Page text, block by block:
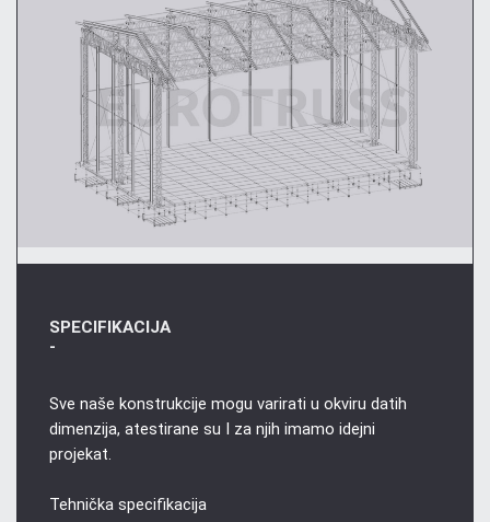
SPECIFIKACIJA
-
Sve naše konstrukcije mogu varirati u okviru datih
dimenzija, atestirane su I za njih imamo idejni
projekat.
Tehnička specifikacija